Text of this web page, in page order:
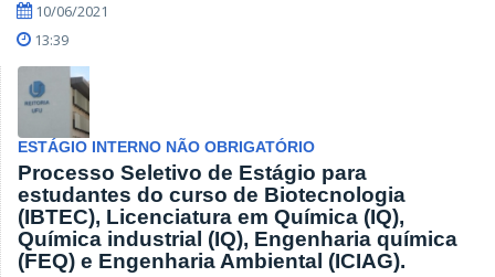
10/06/2021
13:39
ESTÁGIO INTERNO NÃO OBRIGATÓRIO
Processo Seletivo de Estágio para
estudantes do curso de Biotecnologia
(IBTEC), Licenciatura em Química (IQ),
Química industrial (IQ), Engenharia química
(FEQ) e Engenharia Ambiental (ICIAG).